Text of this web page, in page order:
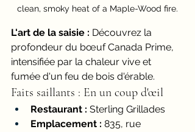
clean, smoky heat of a Maple-Wood fire.
L'art de la saisie : Découvrez la
profondeur du bœuf Canada Prime,
intensifiée par la chaleur vive et
fumée d'un feu de bois d'érable.
Faits saillants : En un coup d'œil
Restaurant : Sterling Grillades
Emplacement : 835, rue